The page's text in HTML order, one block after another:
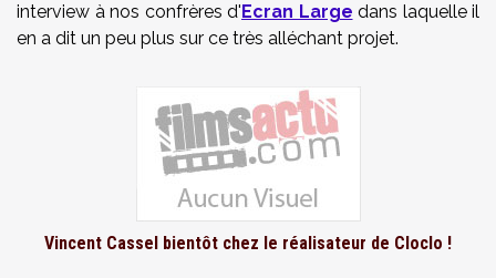
interview à nos confrères d'Ecran Large dans laquelle il
en a dit un peu plus sur ce très alléchant projet.
Vincent Cassel bientôt chez le réalisateur de Cloclo !